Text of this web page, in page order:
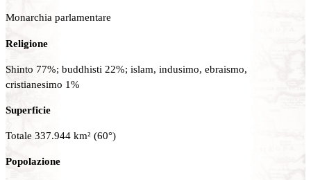
Monarchia parlamentare
Religione
Shinto 77%; buddhisti 22%; islam, indusimo, ebraismo,
cristianesimo 1%
Superficie
Totale 337.944 km² (60°)
Popolazione